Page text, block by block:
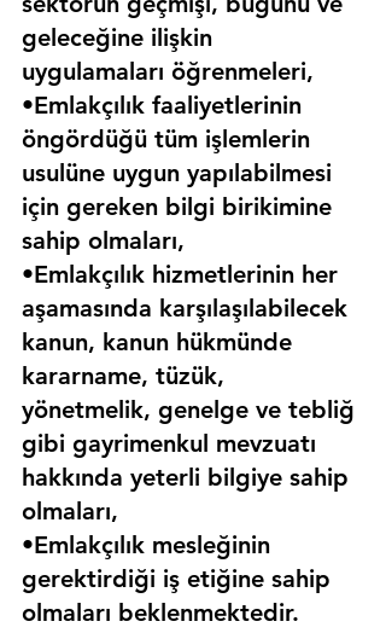
geleceğine ilişkin
uygulamaları öğrenmeleri,
•Emlakçılık faaliyetlerinin
öngördüğü tüm işlemlerin
usulüne uygun yapılabilmesi
için gereken bilgi birikimine
sahip olmaları,
•Emlakçılık hizmetlerinin her
aşamasında karşılaşılabilecek
kanun, kanun hükmünde
kararname, tüzük,
yönetmelik, genelge ve tebliğ
gibi gayrimenkul mevzuatı
hakkında yeterli bilgiye sahip
olmaları,
•Emlakçılık mesleğinin
gerektirdiği iş etiğine sahip
olmaları beklenmektedir.